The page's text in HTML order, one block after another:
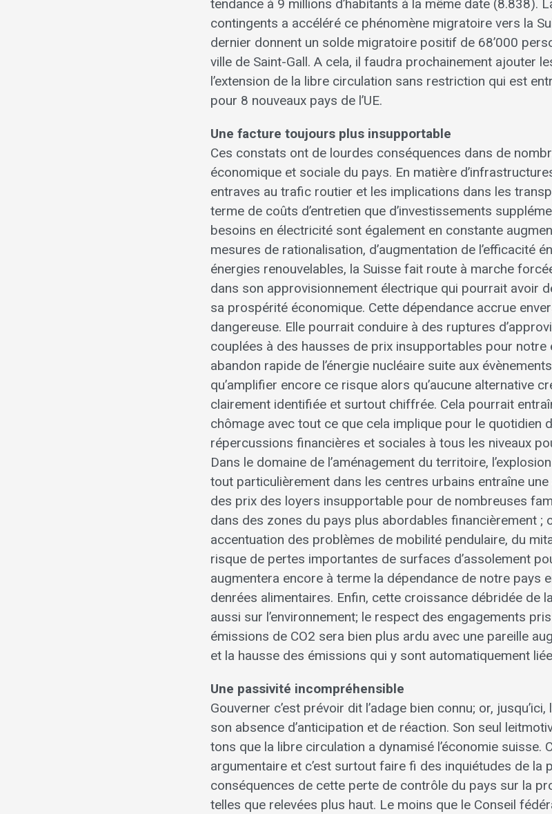
tendance à 9 millions d’habitants à la même date (8.838).
contingents a accéléré ce phénomène migratoire vers la
dernier donnent un solde migratoire positif de 68’000
ville de Saint-Gall. A cela, il faudra prochainement ajouter
l’extension de la libre circulation sans restriction qui est
pour 8 nouveaux pays de l’UE.
Une facture toujours plus insupportable
Ces constats ont de lourdes conséquences dans de
économique et sociale du pays. En matière
entraves au trafic routier et les implications dans les
terme de coûts d’entretien que d’investissements
besoins en électricité sont également en constante
mesures de rationalisation, d’augmentation de l’efficacité
énergies renouvelables, la Suisse fait route à marche
dans son approvisionnement électrique qui pourrait avoir
sa prospérité économique. Cette dépendance accrue
dangereuse. Elle pourrait conduire à des ruptures
couplées à des hausses de prix insupportables pour notre
abandon rapide de l’énergie nucléaire suite aux
qu’amplifier encore ce risque alors qu’aucune alternative
clairement identifiée et surtout chiffrée. Cela pourrait
chômage avec tout ce que cela implique pour le quotidien
répercussions financières et sociales à tous les niveaux
Dans le domaine de l’aménagement du territoire,
tout particulièrement dans les centres urbains entraîne
des prix des loyers insupportable pour de nombreuses
dans des zones du pays plus abordables financièrement ;
accentuation des problèmes de mobilité pendulaire, du
risque de pertes importantes de surfaces d’assolement
augmentera encore à terme la dépendance de notre pays
denrées alimentaires. Enfin, cette croissance débridée de
aussi sur l’environnement; le respect des engagements
émissions de CO2 sera bien plus ardu avec une pareille
et la hausse des émissions qui y sont automatiquement
Une passivité incompréhensible
Gouverner c’est prévoir dit l’adage bien connu; or,
son absence d’anticipation et de réaction. Son seul
tons que la libre circulation a dynamisé l’économie suisse.
argumentaire et c’est surtout faire fi des inquiétudes de la
conséquences de cette perte de contrôle du pays sur la
telles que relevées plus haut. Le moins que le Conseil